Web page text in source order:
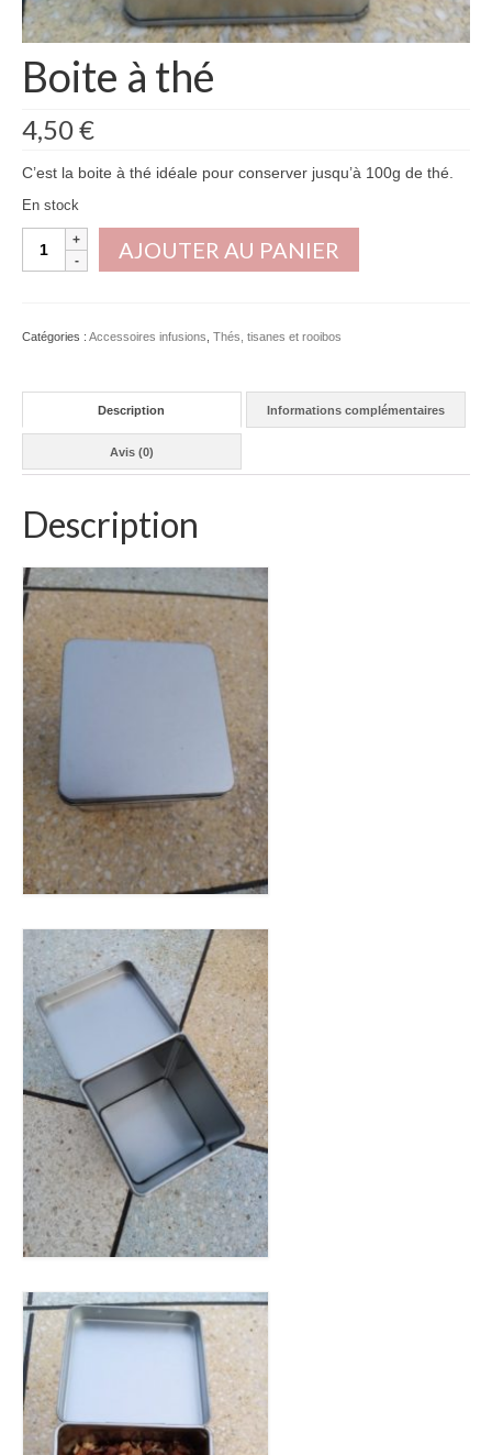
Boite à thé
4,50€
C’est la boite à thé idéale pour conserver jusqu’à 100g de thé.
En stock
quantité
AJOUTER AU PANIER
Catégories : Accessoires infusions Thés, tisanes et rooibos
Description Informations complémentaires
Avis (0)
Description